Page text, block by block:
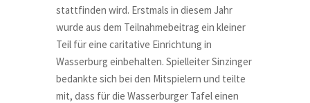
stattfinden wird. Erstmals in diesem Jahr
wurde aus dem Teilnahmebeitrag ein kleiner
Teil für eine caritative Einrichtung in
Wasserburg einbehalten. Spielleiter Sinzinger
bedankte sich bei den Mitspielern und teilte
mit, dass für die Wasserburger Tafel einen